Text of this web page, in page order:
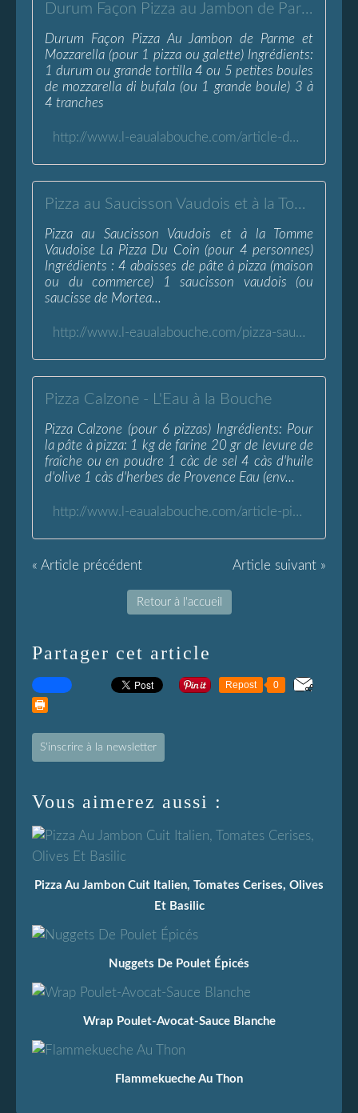
Durum Façon Pizza au Jambon de Parme et Mozzarella - L'Eau à la Bouche
Durum Façon Pizza Au Jambon de Parme et
Mozzarella (pour 1 pizza ou galette) Ingrédients:
1 durum ou grande tortilla 4 ou 5 petites boules
de mozzarella di bufala (ou 1 grande boule) 3 à
4 tranches
http://www.l-eaualabouche.com/article-durum-fa-on-pizza-au-jambon-de-parme-et-mozzarella-118125973.html
Pizza au Saucisson Vaudois et à la Tomme Vaudoise - L'Eau à la Bouche
Pizza au Saucisson Vaudois et à la Tomme
Vaudoise La Pizza Du Coin (pour 4 personnes)
Ingrédients : 4 abaisses de pâte à pizza (maison
ou du commerce) 1 saucisson vaudois (ou
saucisse de Mortea...
http://www.l-eaualabouche.com/pizza-saucisson-tomme-vaudois
Pizza Calzone - L'Eau à la Bouche
Pizza Calzone (pour 6 pizzas) Ingrédients: Pour
la pâte à pizza: 1 kg de farine 20 gr de levure de
fraîche ou en poudre 1 càc de sel 4 càs d'huile
d'olive 1 càs d'herbes de Provence Eau (env...
http://www.l-eaualabouche.com/article-pizza-calzone-48586910.html
« Article précédent Article suivant »
Retour à l'accueil
Partager cet article
Repost 0
S'inscrire à la newsletter
Vous aimerez aussi :
Pizza Au Jambon Cuit Italien, Tomates Cerises, Olives
Et Basilic
Nuggets De Poulet Épicés
Wrap Poulet-Avocat-Sauce Blanche
Flammekueche Au Thon